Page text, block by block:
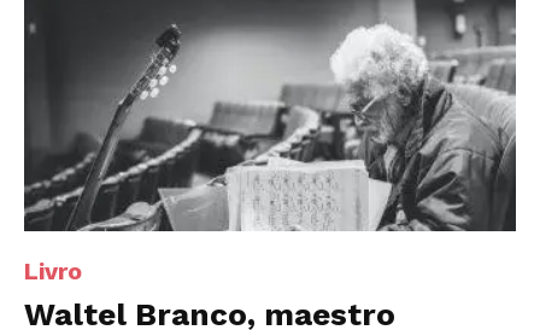
Livro
Waltel Branco, maestro